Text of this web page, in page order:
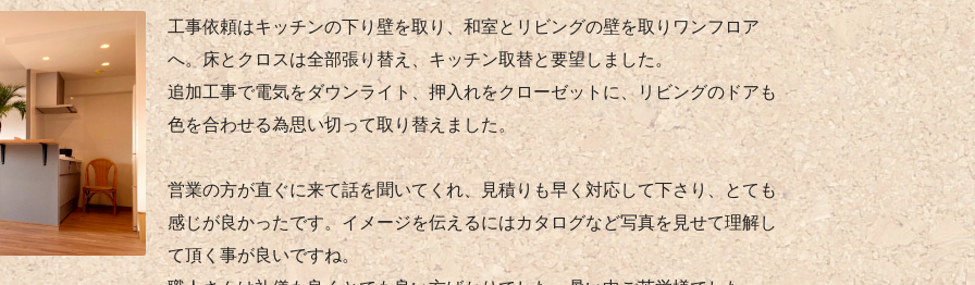
工事依頼はキッチンの下り壁を取り、和室とリビングの壁を取りワンフロア
へ。床とクロスは全部張り替え、キッチン取替と要望しました。
追加工事で電気をダウンライト、押入れをクローゼットに、リビングのドアも
色を合わせる為思い切って取り替えました。
営業の方が直ぐに来て話を聞いてくれ、見積りも早く対応して下さり、とても
感じが良かったです。イメージを伝えるにはカタログなど写真を見せて理解し
て頂く事が良いですね。